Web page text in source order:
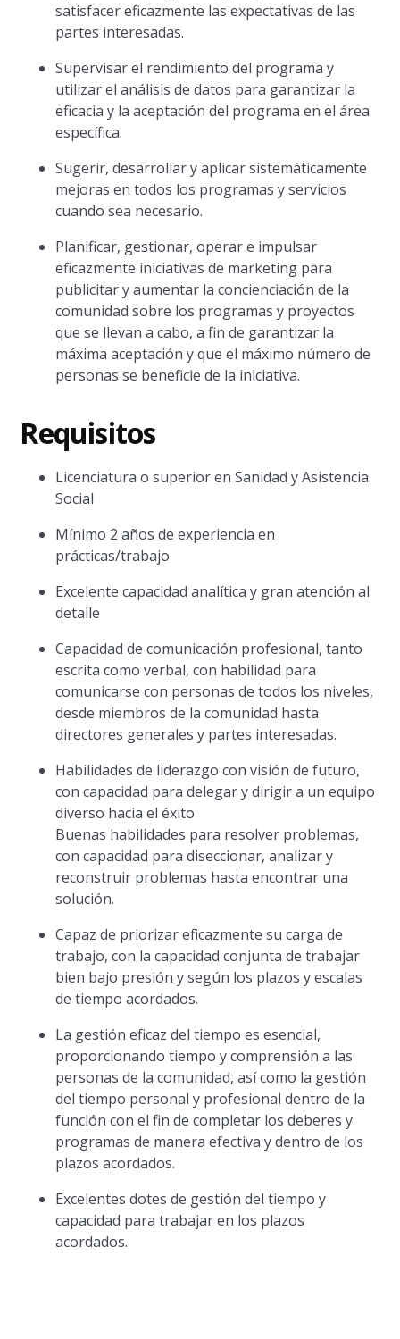
satisfacer eficazmente las expectativas de las
partes interesadas.
Supervisar el rendimiento del programa y
utilizar el análisis de datos para garantizar la
eficacia y la aceptación del programa en el área
específica.
Sugerir, desarrollar y aplicar sistemáticamente
mejoras en todos los programas y servicios
cuando sea necesario.
Planificar, gestionar, operar e impulsar
eficazmente iniciativas de marketing para
publicitar y aumentar la concienciación de la
comunidad sobre los programas y proyectos
que se llevan a cabo, a fin de garantizar la
máxima aceptación y que el máximo número de
personas se beneficie de la iniciativa.
Requisitos
Licenciatura o superior en Sanidad y Asistencia
Social
Mínimo 2 años de experiencia en
prácticas/trabajo
Excelente capacidad analítica y gran atención al
detalle
Capacidad de comunicación profesional, tanto
escrita como verbal, con habilidad para
comunicarse con personas de todos los niveles,
desde miembros de la comunidad hasta
directores generales y partes interesadas.
Habilidades de liderazgo con visión de futuro,
con capacidad para delegar y dirigir a un equipo
diverso hacia el éxito
Buenas habilidades para resolver problemas,
con capacidad para diseccionar, analizar y
reconstruir problemas hasta encontrar una
solución.
Capaz de priorizar eficazmente su carga de
trabajo, con la capacidad conjunta de trabajar
bien bajo presión y según los plazos y escalas
de tiempo acordados.
La gestión eficaz del tiempo es esencial,
proporcionando tiempo y comprensión a las
personas de la comunidad, así como la gestión
del tiempo personal y profesional dentro de la
función con el fin de completar los deberes y
programas de manera efectiva y dentro de los
plazos acordados.
Excelentes dotes de gestión del tiempo y
capacidad para trabajar en los plazos
acordados.